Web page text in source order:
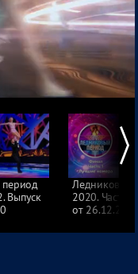
Выпуск
Ледниковый
2020. Часть
от